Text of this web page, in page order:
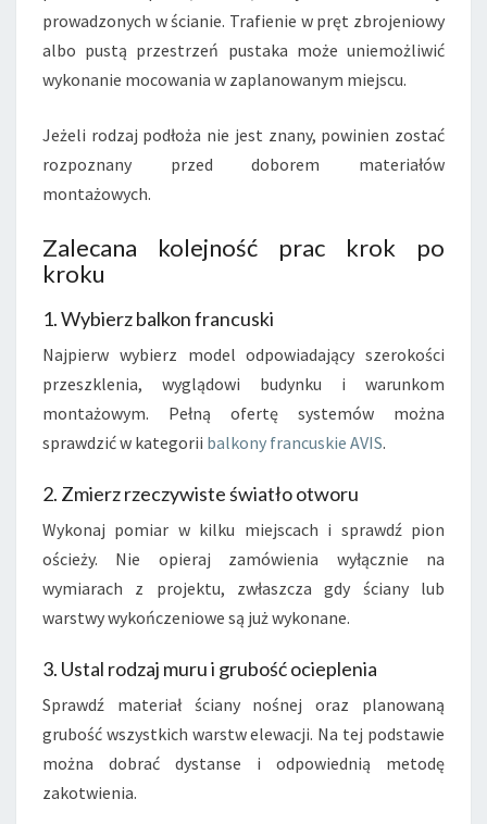
prowadzonych w ścianie. Trafienie w pręt zbrojeniowy
albo pustą przestrzeń pustaka może uniemożliwić
wykonanie mocowania w zaplanowanym miejscu.
Jeżeli rodzaj podłoża nie jest znany, powinien zostać
rozpoznany przed doborem materiałów
montażowych.
Zalecana kolejność prac krok po
kroku
1. Wybierz balkon francuski
Najpierw wybierz model odpowiadający szerokości
przeszklenia, wyglądowi budynku i warunkom
montażowym. Pełną ofertę systemów można
sprawdzić w kategorii balkony francuskie AVIS.
2. Zmierz rzeczywiste światło otworu
Wykonaj pomiar w kilku miejscach i sprawdź pion
ościeży. Nie opieraj zamówienia wyłącznie na
wymiarach z projektu, zwłaszcza gdy ściany lub
warstwy wykończeniowe są już wykonane.
3. Ustal rodzaj muru i grubość ocieplenia
Sprawdź materiał ściany nośnej oraz planowaną
grubość wszystkich warstw elewacji. Na tej podstawie
można dobrać dystanse i odpowiednią metodę
zakotwienia.